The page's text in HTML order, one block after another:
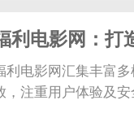
利电影网：打
利电影网汇集丰富
，注重用户体验及